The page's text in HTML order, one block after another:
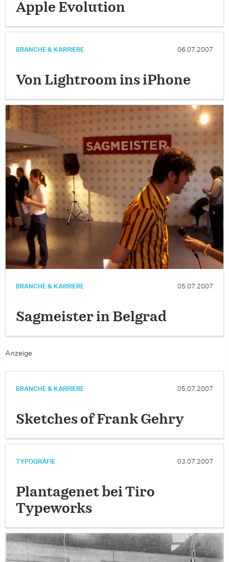
Apple Evolution
BRANCHE & KARRIERE 06.07.2007
Von Lightroom ins iPhone
BRANCHE & KARRIERE 05.07.2007
Sagmeister in Belgrad
Anzeige
BRANCHE & KARRIERE 05.07.2007
Sketches of Frank Gehry
TYPOGRAFIE 03.07.2007
Plantagenet bei Tiro
Typeworks